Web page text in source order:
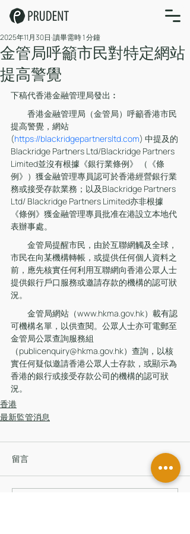
​金管局呼籲市民對特定網站
提高警覺
2025年11月30日 讀畢需時 1 分鐘
下稿代香港金融管理局發出︰
香港金融管理局（金管局）呼籲香港市民
提高警覺，網站
(https://blackridgepartnersltd.com) 中提及的
Blackridge Partners Ltd/Blackridge Partners
Limited並沒有根據《銀行業條例》 （《條
例》）獲金融管理專員認可於香港經營銀行業
務或接受存款業務；以及Blackridge Partners
Ltd/ Blackridge Partners Limited亦非根據
《條例》獲金融管理專員批准在港設立本地代
表辦事處。
金管局提醒市民，由於互聯網觸及全球，
市民在向某機構轉帳，或提供任何個人資料之
前，應先核實任何利用互聯網向香港公眾人士
提供銀行戶口服務或邀請存款的機構的認可狀
況。
金管局網站（www.hkma.gov.hk）載有認
可機構名單，以供查閱。公眾人士亦可電郵至
金管局公眾查詢服務組
（publicenquiry@hkma.gov.hk）查詢，以核
實任何疑似邀請香港公眾人士存款，或顯示為
香港的銀行或接受存款公司的機構的認可狀
況。
香港
最新監管消息
留言